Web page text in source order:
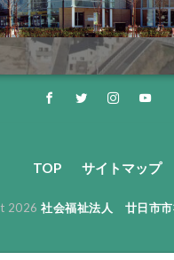
TOP サイトマップ
2026 社会福祉法人 廿日市市